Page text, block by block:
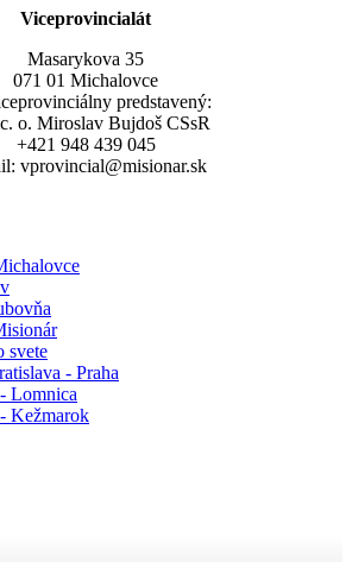
Viceprovincialát
Masarykova 35
071 01 Michalovce
predstavený:
o. Miroslav Bujdoš CSsR
+421 948 439 045
vprovincial@misionar.sk
svete
- Praha
Lomnica
Kežmarok